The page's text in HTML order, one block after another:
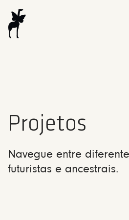
Projetos
Navegue entre
futuristas e ancestrais.